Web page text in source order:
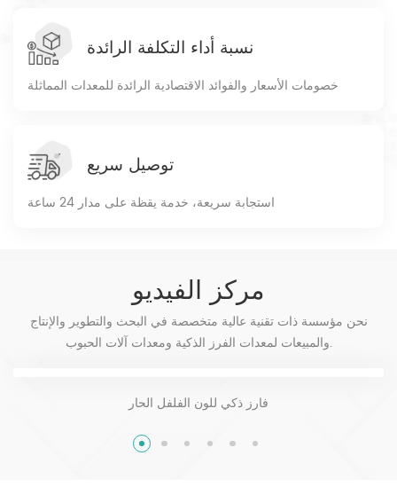
نسبة أداء التكلفة الرائدة
خصومات الأسعار والفوائد الاقتصادية الرائدة للمعدات المماثلة
توصيل سريع
استجابة سريعة، خدمة يقظة على مدار 24 ساعة
مركز الفيديو
نحن مؤسسة ذات تقنية عالية متخصصة في البحث والتطوير والإنتاج
والمبيعات لمعدات الفرز الذكية ومعدات آلات الحبوب.
فارز ذكي للون الفلفل الحار